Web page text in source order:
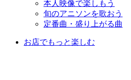
本人映像で楽しもう
旬のアニソンを歌おう
定番曲・盛り上がる曲
お店でもっと楽しむ